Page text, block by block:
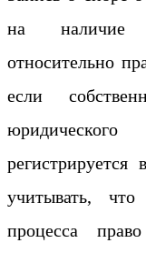
на наличие
относительно
если
регистрируется
учитывать, что
процесса